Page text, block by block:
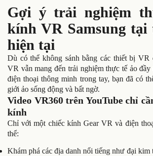
Gợi ý trải nghiệm
kính VR Samsung tại
hiện tại
Dù có thể không sánh bằng các thiết bị VR
VR vẫn mang đến trải nghiệm thực tế ảo
điện thoại thông minh trong tay, bạn đã có
giới ảo sống động và bất ngờ.
Video VR360 trên YouTube chỉ
kính
Chỉ với một chiếc kính Gear VR và điện
thể:
Khám phá các địa danh nổi tiếng như đại